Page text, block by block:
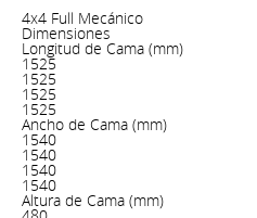
4x4 Full Mecánico
Dimensiones
Longitud de Cama (mm)
1525
1525
1525
1525
Ancho de Cama (mm)
1540
1540
1540
1540
Altura de Cama (mm)